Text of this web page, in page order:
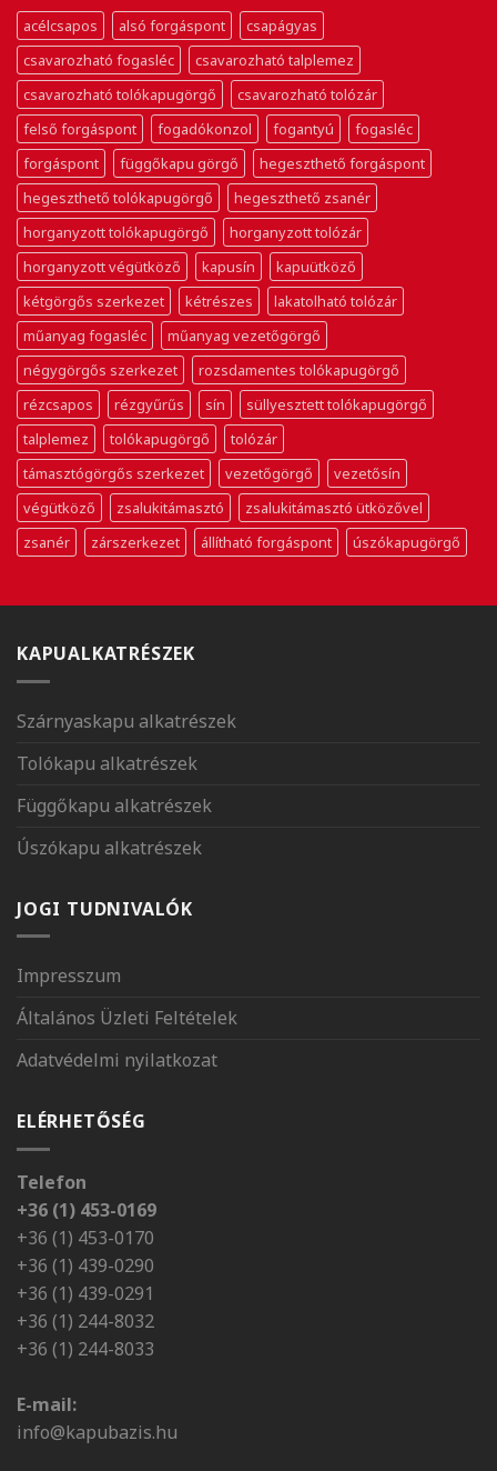
acélcsapos alsó forgáspont
csapágyas
csavarozható fogasléc
csavarozható talplemez
csavarozható tolókapugörgő
csavarozható tolózár
felső forgáspont
fogadókonzol fogantyú
fogasléc
forgáspont
függőkapu görgő
hegeszthető forgáspont
hegeszthető tolókapugörgő
hegeszthető zsanér
horganyzott tolókapugörgő
horganyzott tolózár
horganyzott végütköző
kapusín
kapuütköző
kétgörgős szerkezet
kétrészes
lakatolható tolózár
műanyag fogasléc
műanyag vezetőgörgő
négygörgős szerkezet
rozsdamentes tolókapugörgő
rézcsapos
rézgyűrűs sín
süllyesztett tolókapugörgő
talplemez
tolókapugörgő
tolózár
támasztógörgős szerkezet
vezetőgörgő
vezetősín
végütköző
zsalukitámasztó
zsalukitámasztó ütközővel
zsanér
zárszerkezet állítható forgáspont úszókapugörgő
KAPUALKATRÉSZEK
Szárnyaskapu alkatrészek
Tolókapu alkatrészek
Függőkapu alkatrészek
Úszókapu alkatrészek
JOGI TUDNIVALÓK
Impresszum
Általános Üzleti Feltételek
Adatvédelmi nyilatkozat
ELÉRHETŐSÉG
Telefon
+36 (1) 453-0169
+36 (1) 453-0170
+36 (1) 439-0290
+36 (1) 439-0291
+36 (1) 244-8032
+36 (1) 244-8033
E-mail:
info@kapubazis.hu